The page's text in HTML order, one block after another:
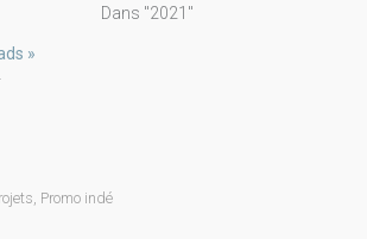
Dans "2021"
»
, Promo indé